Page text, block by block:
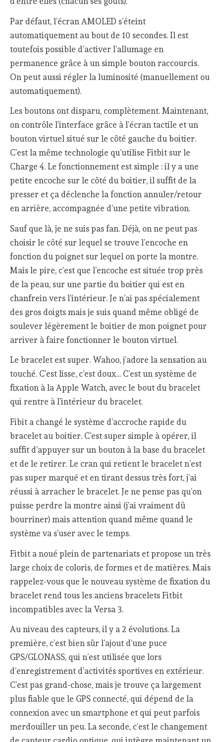
Par défaut, l’écran AMOLED s’éteint
automatiquement au bout de 10 secondes. Il est
toutefois possible d’activer l’allumage en
permanence grâce à un simple bouton raccourcis.
On peut aussi régler la luminosité (manuellement ou
automatiquement).
Les boutons ont disparu, complètement. Maintenant,
on contrôle l’interface grâce à l’écran tactile et un
bouton virtuel situé sur le côté gauche du boitier.
C’est la même technologie qu’utilise Fitbit sur le
Charge 4. Le fonctionnement est simple : il y a une
petite encoche sur le côté du boitier, il suffit de la
presser et ça déclenche la fonction annuler/retour
en arrière, accompagnée d’une petite vibration.
Sauf que là, je ne suis pas fan. Déjà, on ne peut pas
choisir le côté sur lequel se trouve l’encoche en
fonction du poignet sur lequel on porte la montre.
Mais le pire, c’est que l’encoche est située trop près
de la peau, sur une partie du boitier qui est en
chanfrein vers l’intérieur. Je n’ai pas spécialement
des gros doigts mais je suis quand même obligé de
soulever légèrement le boitier de mon poignet pour
arriver à faire fonctionner le bouton virtuel.
Le bracelet est super. Wahoo, j’adore la sensation au
touché. C’est lisse, c’est doux… C’est un système de
fixation à la Apple Watch, avec le bout du bracelet
qui rentre à l’intérieur du bracelet.
Fibit a changé le système d’accroche rapide du
bracelet au boitier. C’est super simple à opérer, il
suffit d’appuyer sur un bouton à la base du bracelet
et de le retirer. Le cran qui retient le bracelet n’est
pas super marqué et en tirant dessus très fort, j’ai
réussi à arracher le bracelet. Je ne pense pas qu’on
puisse perdre la montre ainsi (j’ai vraiment dû
bourriner) mais attention quand même quand le
système va s’user avec le temps.
Fitbit a noué plein de partenariats et propose un très
large choix de coloris, de formes et de matières. Mais
rappelez-vous que le nouveau système de fixation du
bracelet rend tous les anciens bracelets Fitbit
incompatibles avec la Versa 3.
Au niveau des capteurs, il y a 2 évolutions. La
première, c’est bien sûr l’ajout d’une puce
GPS/GLONASS, qui n’est utilisée que lors
d’enregistrement d’activités sportives en extérieur.
C’est pas grand-chose, mais je trouve ça largement
plus fiable que le GPS connecté, qui dépend de la
connexion avec un smartphone et qui peut parfois
merdouiller un peu. La seconde, c’est le changement